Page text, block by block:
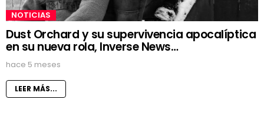
NOTICIAS
Dust Orchard y su supervivencia apocalíptica
en su nueva rola, Inverse News…
hace 5 meses
LEER MÁS...